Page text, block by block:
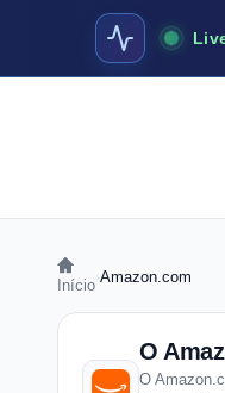
Início Amazon.com
O
O